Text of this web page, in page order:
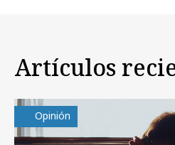
Artículos
Opinión